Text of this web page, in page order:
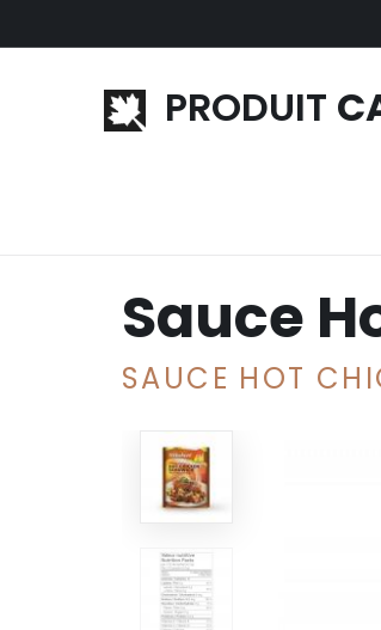
PRODUIT
Sauce
SAUCE HOT